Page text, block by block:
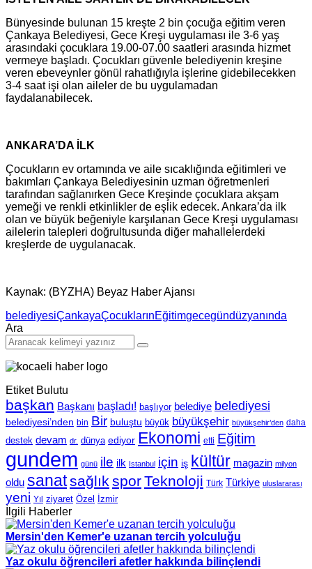
Bünyesinde bulunan 15 kreşte 2 bin çocuğa eğitim veren
Çankaya Belediyesi, Gece Kreşi uygulaması ile 3-6 yaş
arasındaki çocuklara 19.00-07.00 saatleri arasında hizmet
vermeye başladı. Çocukları güvenle belediyenin kreşine
veren ebeveynler gönül rahatlığıyla işlerine gidebilecekken
3-4 saat işi olan aileler de bu uygulamadan
faydalanabilecek.
ANKARA’DA İLK
Çocukların ev ortamında ve aile sıcaklığında eğitimleri ve
bakımları Çankaya Belediyesinin uzman öğretmenleri
tarafından sağlanırken Gece Kreşinde çocuklara akşam
yemeği ve renkli etkinlikler de eşlik edecek. Ankara’da ilk
olan ve büyük beğeniyle karşılanan Gece Kreşi uygulaması
ailelerin talepleri doğrultusunda diğer mahallelerdeki
kreşlerde de uygulanacak.
Kaynak: (BYZHA) Beyaz Haber Ajansı
belediyesiÇankayaÇocuklarınEğitimgecegündüzyanında
Ara
Etiket Bulutu
başkan Başkanı başladı! başlıyor belediye belediyesi
belediyesi’nden bin Bir buluştu büyük büyükşehir büyükşehir’den daha
destek devam dr. dünya ediyor Ekonomi etti Eğitim
gundem günü ile ilk Istanbul için iş kültür magazin milyon
oldu sanatsağlık sporTeknoloji Türk Türkiye uluslararası
yeni Yıl ziyaret Özel İzmir
İlgili Haberler
Mersin'den Kemer'e uzanan tercih yolculuğu
Yaz okulu öğrencileri afetler hakkında bilinçlendi